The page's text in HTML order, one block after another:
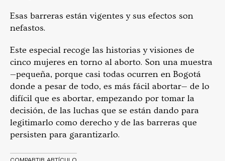
Esas barreras están vigentes y sus efectos son
nefastos.
Este especial recoge las historias y visiones de
cinco mujeres en torno al aborto. Son una muestra
—pequeña, porque casi todas ocurren en Bogotá
donde a pesar de todo, es más fácil abortar— de lo
difícil que es abortar, empezando por tomar la
decisión, de las luchas que se están dando para
legitimarlo como derecho y de las barreras que
persisten para garantizarlo.
COMPARTIR ARTÍCULO